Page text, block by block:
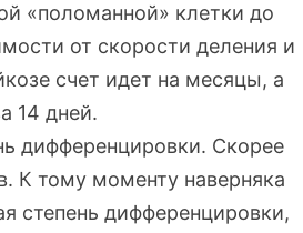
«поломанной» клетки до
от скорости деления и
счет идет на месяцы, а
14 дней.
дифференцировки. Скорее
К тому моменту наверняка
степень дифференцировки,